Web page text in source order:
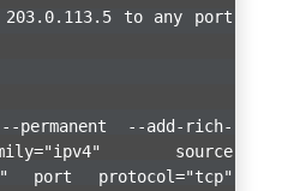
to any port
permanent --add-rich-
source
port protocol="tcp"